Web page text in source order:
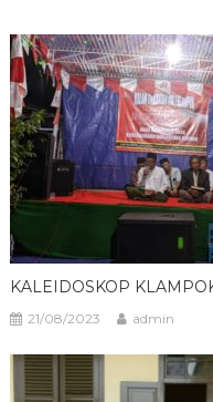
KALEIDOSKOP
21/08/2023 admin